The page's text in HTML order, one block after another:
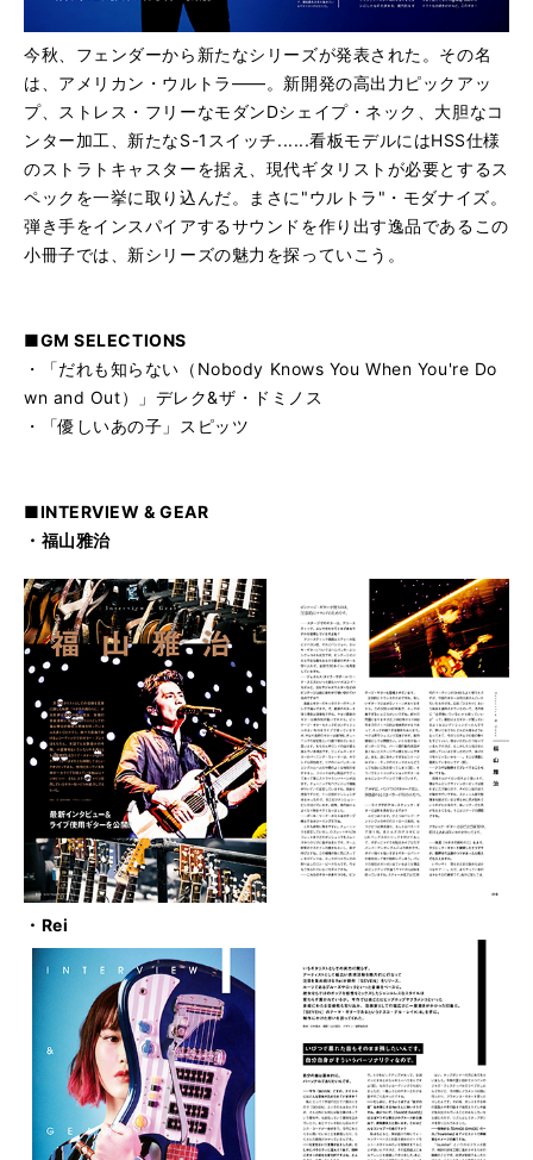
今秋、フェンダーから新たなシリーズが発表された。その名
は、アメリカン・ウルトラ――。新開発の高出力ピックアッ
プ、ストレス・フリーなモダンDシェイプ・ネック、大胆なコ
ンター加工、新たなS-1スイッチ......看板モデルにはHSS仕様
のストラトキャスターを据え、現代ギタリストが必要とするス
ペックを一挙に取り込んだ。まさに"ウルトラ"・モダナイズ。
弾き手をインスパイアするサウンドを作り出す逸品であるこの
小冊子では、新シリーズの魅力を探っていこう。
■GM SELECTIONS
・「だれも知らない（Nobody Knows You When You're Do
wn and Out）」デレク&ザ・ドミノス
・「優しいあの子」スピッツ
■INTERVIEW & GEAR
・福山雅治
・Rei